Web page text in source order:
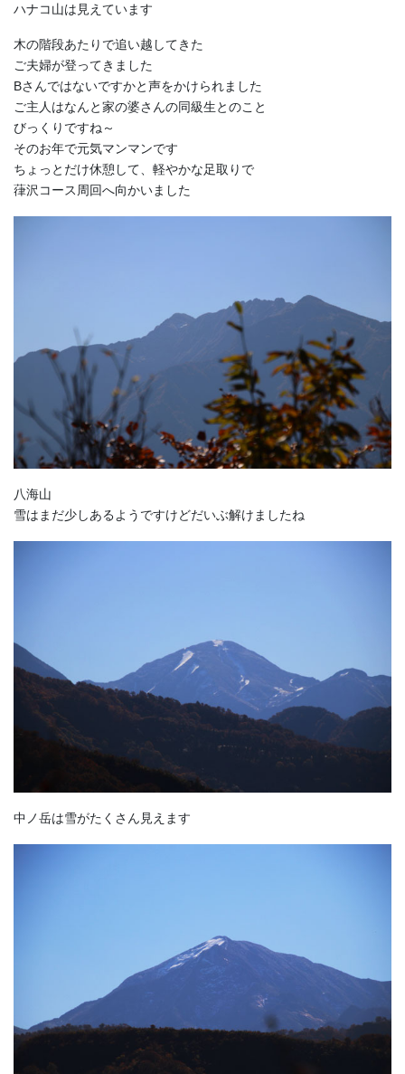
ハナコ山は見えています
木の階段あたりで追い越してきた
ご夫婦が登ってきました
Bさんではないですかと声をかけられました
ご主人はなんと家の婆さんの同級生とのこと
びっくりですね～
そのお年で元気マンマンです
ちょっとだけ休憩して、軽やかな足取りで
葎沢コース周回へ向かいました
八海山
雪はまだ少しあるようですけどだいぶ解けましたね
中ノ岳は雪がたくさん見えます